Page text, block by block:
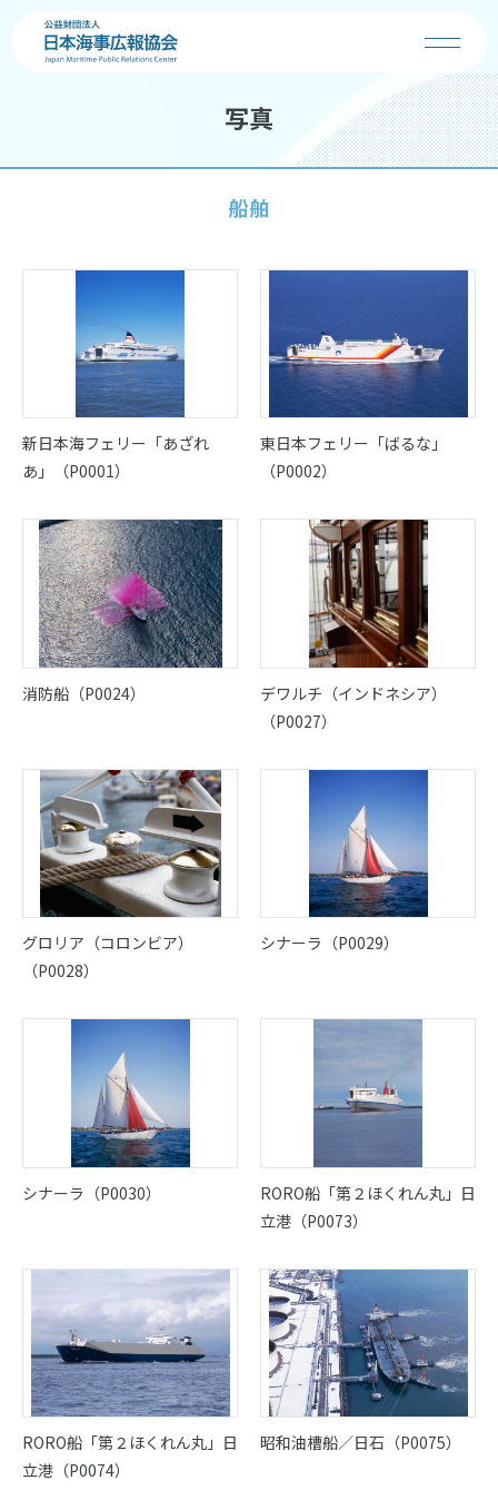
海・船・港の魅力
コンクール
学校の先生へ
販売
イベント情報
コンテンツガイド
協会案内
お問い合せ
個人情報保護方針
写真
船舶
新日本海フェリー「あざれ
あ」（P0001）
東日本フェリー「ばるな」
（P0002）
消防船（P0024）
デワルチ（インドネシア）
（P0027）
グロリア（コロンビア）
（P0028）
シナーラ（P0029）
シナーラ（P0030）
RORO船「第２ほくれん丸」日
立港（P0073）
RORO船「第２ほくれん丸」日
立港（P0074）
昭和油槽船／日石（P0075）